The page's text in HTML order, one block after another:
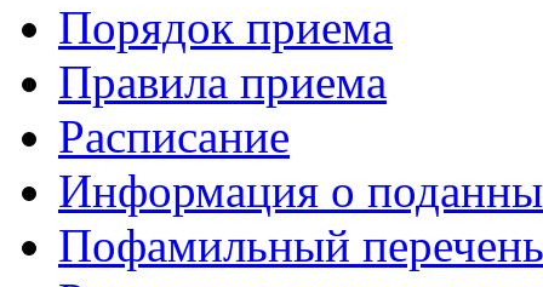
Порядок приема
Правила приема
Расписание
Информация о
Пофамильный